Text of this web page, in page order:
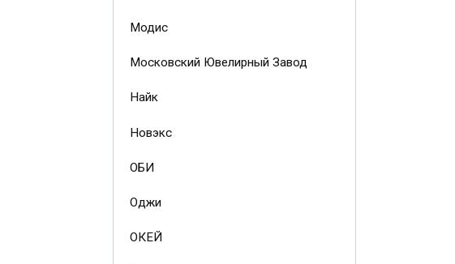
Модис
Московский Ювелирный Завод
Найк
Новэкс
ОБИ
Оджи
ОКЕЙ